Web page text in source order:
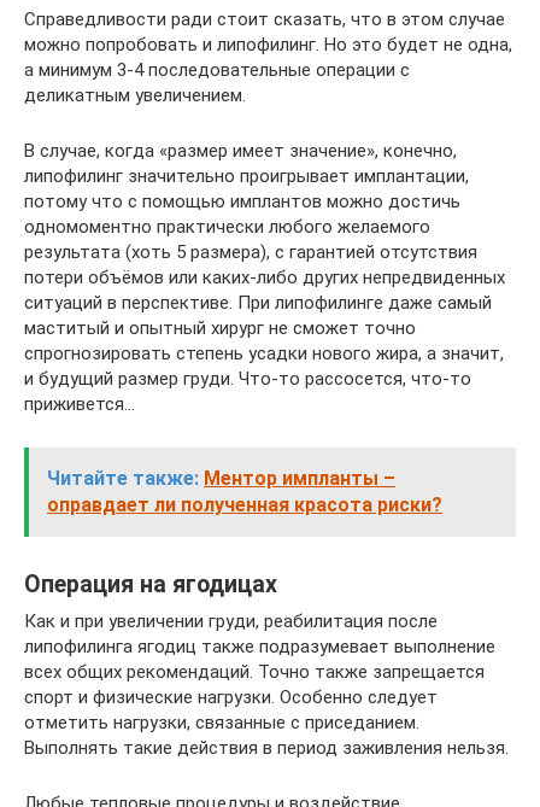
Справедливости ради стоит сказать, что в этом случае
можно попробовать и липофилинг. Но это будет не одна,
а минимум 3-4 последовательные операции с
деликатным увеличением.
В случае, когда «размер имеет значение», конечно,
липофилинг значительно проигрывает имплантации,
потому что с помощью имплантов можно достичь
одномоментно практически любого желаемого
результата (хоть 5 размера), с гарантией отсутствия
потери объёмов или каких-либо других непредвиденных
ситуаций в перспективе. При липофилинге даже самый
маститый и опытный хирург не сможет точно
спрогнозировать степень усадки нового жира, а значит,
и будущий размер груди. Что-то рассосется, что-то
приживется…
Читайте также: Ментор импланты –
оправдает ли полученная красота риски?
Операция на ягодицах
Как и при увеличении груди, реабилитация после
липофилинга ягодиц также подразумевает выполнение
всех общих рекомендаций. Точно также запрещается
спорт и физические нагрузки. Особенно следует
отметить нагрузки, связанные с приседанием.
Выполнять такие действия в период заживления нельзя.